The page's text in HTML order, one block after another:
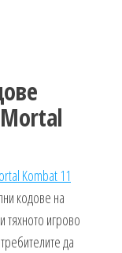
Kombat 11
кодове на
тяхното игрово
да